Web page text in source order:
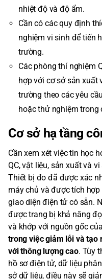
nhiệt độ và độ ẩm.
Cần có các quy định
nghiệm vi sinh để tiến
trường.
Các phòng thí nghiệm
hợp với cơ sở sản xuất
trường theo các yêu
hoặc thử nghiệm trong
Cơ sở hạ tầng
Cần xem xét việc tin học
QC, vật liệu, sản xuất và
Thiết bị đo đã được xác
máy chủ và được tích
giao diện điện tử có sẵn.
được trang bị khả năng
và khớp với nguồn gốc
trong việc giảm lỗi và tạo
với thông lượng cao. Tùy
hồ sơ điện tử, dữ liệu
sở dữ liệu, điều này sẽ